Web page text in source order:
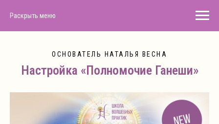
Раскрыть меню
ОСНОВАТЕЛЬ НАТАЛЬЯ ВЕСНА
Настройка «Полномочие Ганеши»